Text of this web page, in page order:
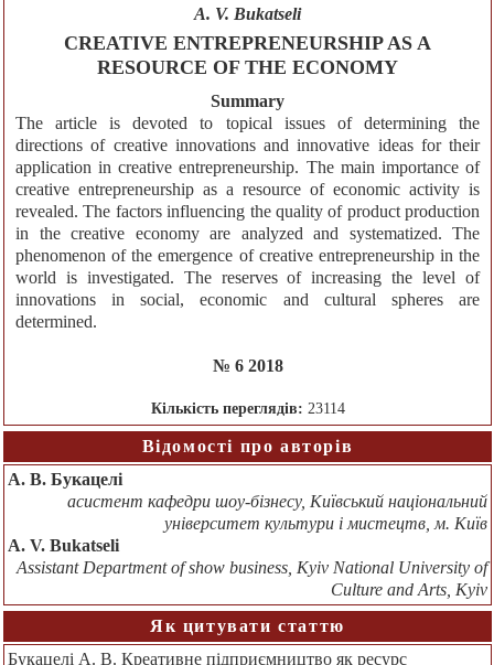
A. V. Bukatseli
CREATIVE ENTREPRENEURSHIP AS A
RESOURCE OF THE ECONOMY
Summary
The article is devoted to topical issues of determining the
directions of creative innovations and innovative ideas for their
application in creative entrepreneurship. The main importance of
creative entrepreneurship as a resource of economic activity is
revealed. The factors influencing the quality of product production
in the creative economy are analyzed and systematized. The
phenomenon of the emergence of creative entrepreneurship in the
world is investigated. The reserves of increasing the level of
innovations in social, economic and cultural spheres are
determined.
№ 6 2018
Кількість переглядів: 23114
Відомості про авторів
А. В. Букацелі
асистент кафедри шоу-бізнесу, Київський національний
університет культури і мистецтв, м. Київ
A. V. Bukatseli
Assistant Department of show business, Kyiv National University of
Culture and Arts, Kyiv
Як цитувати статтю
Букацелі А. В. Креативне підприємництво як ресурс